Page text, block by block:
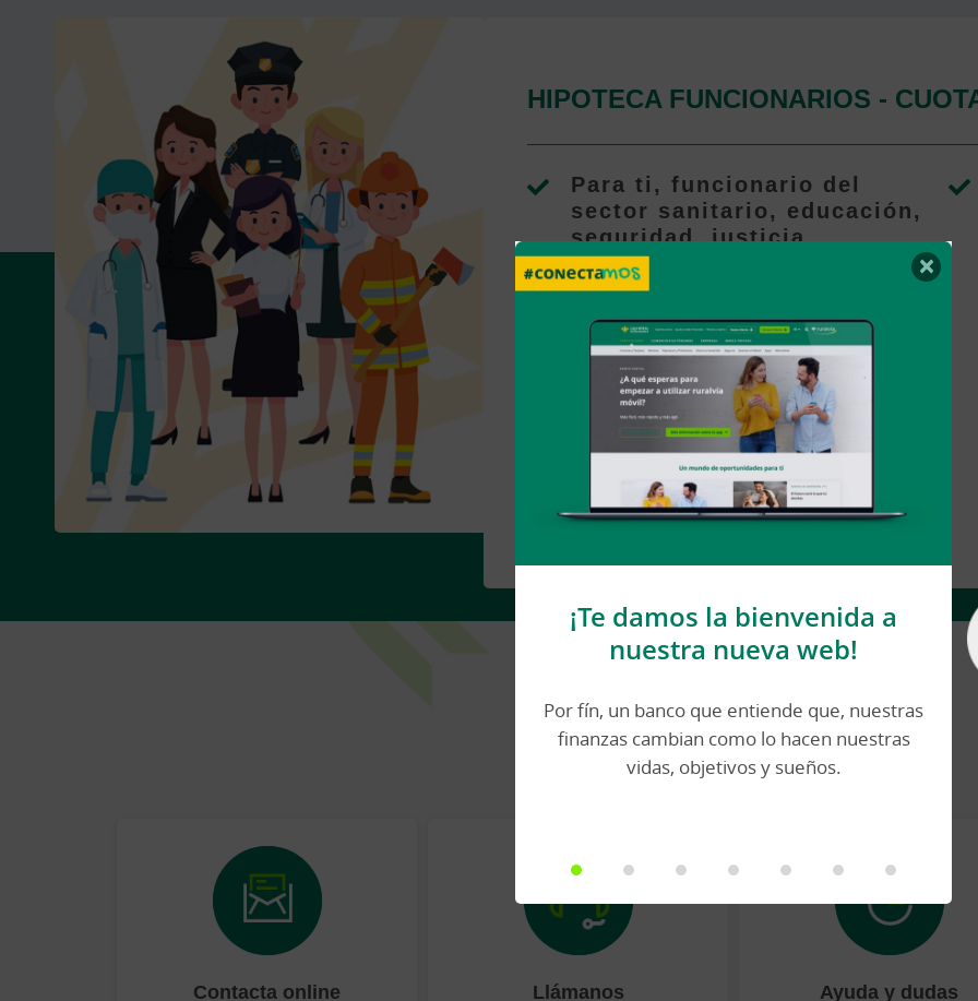
HIPOTECA FUNCIONARIOS -
Para ti, funcionario del
sector sanitario, educación,
seguridad, justicia,
servicios públicos...
¡Planifica tu cuota tranquila
y verás cómo la Hipoteca
Funcionarios funciona!
Estamos aquí para ayudarte
Contacta online Llámanos
Ayuda y dudas
×
¡Te damos la bienvenida a
nuestra nueva web!
Por fín, un banco que entiende que, nuestras
finanzas cambian como lo hacen nuestras
vidas, objetivos y sueños.